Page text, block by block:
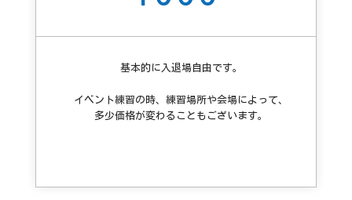
基本的に入退場自由です。
イベント練習の時、練習場所や会場によって、
多少価格が変わることもございます。